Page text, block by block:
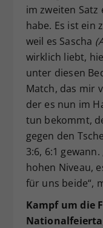
im zweiten
habe. Es ist ein
weil es Sascha
wirklich liebt,
unter diesen
Match, das mir
der es nun im
tun bekommt,
gegen den
3:6, 6:1
hohen Niveau,
für uns beide“,
Kampf um die